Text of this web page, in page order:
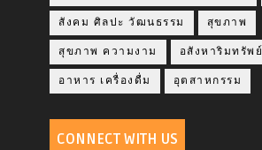
สังคม ศิลปะ วัฒนธรรม สุขภาพ
สุขภาพ ความงาม อสังหาริมทรัพย์
อาหาร เครื่องดื่ม อุตสาหกรรม
CONNECT WITH US